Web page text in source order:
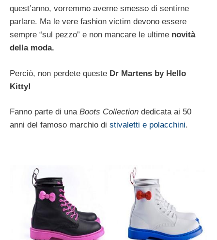
quest’anno, vorremmo averne smesso di sentirne
parlare. Ma le vere fashion victim devono essere
sempre “sul pezzo” e non mancare le ultime novità
della moda.
Perciò, non perdete queste Dr Martens by Hello
Kitty!
Fanno parte di unaBoots Collection dedicata ai 50
anni del famoso marchio di stivaletti e polacchini.